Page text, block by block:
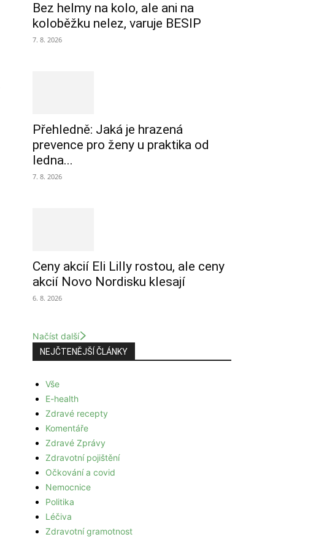
Bez helmy na kolo, ale ani na
koloběžku nelez, varuje BESIP
7. 8. 2026
Přehledně: Jaká je hrazená
prevence pro ženy u praktika od
ledna...
7. 8. 2026
Ceny akcií Eli Lilly rostou, ale ceny
akcií Novo Nordisku klesají
6. 8. 2026
Načíst další
NEJČTENĚJŠÍ ČLÁNKY
Vše
E-health
Zdravé recepty
Komentáře
Zdravé Zprávy
Zdravotní pojištění
Očkování a covid
Nemocnice
Politika
Léčiva
Zdravotní gramotnost